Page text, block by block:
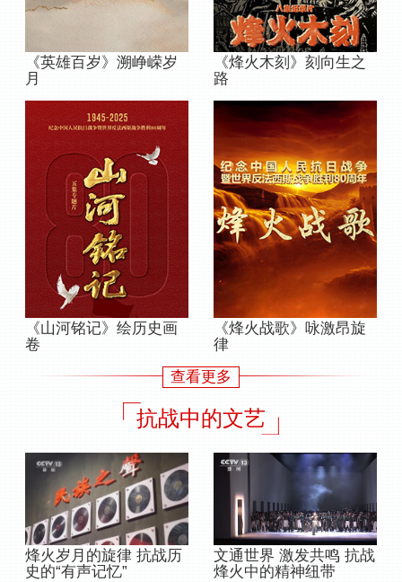
《英雄百岁》溯峥嵘岁
月
《烽火木刻》刻向生之
路
《山河铭记》绘历史画
卷
《烽火战歌》咏激昂旋
律
查看更多
抗战中的文艺
烽火岁月的旋律 抗战历
史的“有声记忆”
文通世界 激发共鸣 抗战
烽火中的精神纽带